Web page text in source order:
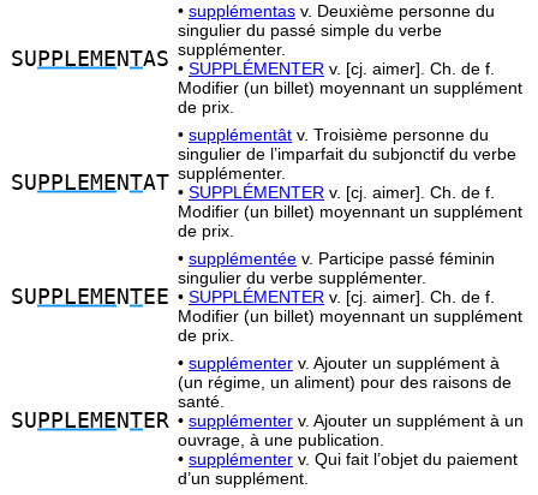
SU PPLEME NTAS
• supplémentas v. Deuxième personne du
singulier du passé simple du verbe
supplémenter.
• SUPPLÉMENTER v. [cj. aimer]. Ch. de f.
Modifier (un billet) moyennant un supplément
de prix.
SU PPLEME NTAT
• supplémentât v. Troisième personne du
singulier de l’imparfait du subjonctif du verbe
supplémenter.
• SUPPLÉMENTER v. [cj. aimer]. Ch. de f.
Modifier (un billet) moyennant un supplément
de prix.
SU PPLEME NTEE
• supplémentée v. Participe passé féminin
singulier du verbe supplémenter.
• SUPPLÉMENTER v. [cj. aimer]. Ch. de f.
Modifier (un billet) moyennant un supplément
de prix.
SU PPLEME NTER
• supplémenter v. Ajouter un supplément à
(un régime, un aliment) pour des raisons de
santé.
• supplémenter v. Ajouter un supplément à un
ouvrage, à une publication.
• supplémenter v. Qui fait l’objet du paiement
d’un supplément.